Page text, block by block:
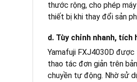
thước rộng, cho phép
thiết bị khi thay đổi sản
d. Tùy chỉnh nhanh, tích
Yamafuji FXJ4030D
thao tác đơn giản trên
chuyền tự động. Nhờ sử